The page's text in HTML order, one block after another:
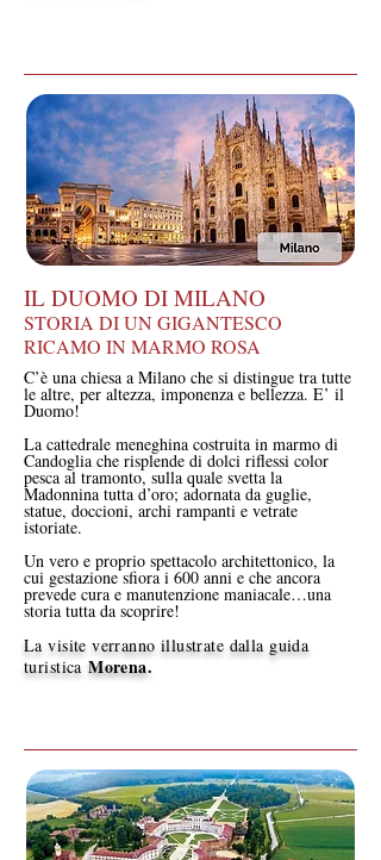
IL DUOMO DI MILANO
STORIA DI UN GIGANTESCO
RICAMO IN MARMO ROSA
C’è una chiesa a Milano che si distingue tra tutte
le altre, per altezza, imponenza e bellezza. E’ il
Duomo!
La cattedrale meneghina costruita in marmo di
Candoglia che risplende di dolci riflessi color
pesca al tramonto, sulla quale svetta la
Madonnina tutta d’oro; adornata da guglie,
statue, doccioni, archi rampanti e vetrate
istoriate.
Un vero e proprio spettacolo architettonico, la
cui gestazione sfiora i 600 anni e che ancora
prevede cura e manutenzione maniacale…una
storia tutta da scoprire!
La visite verranno illustrate dalla guida
turistica Morena.